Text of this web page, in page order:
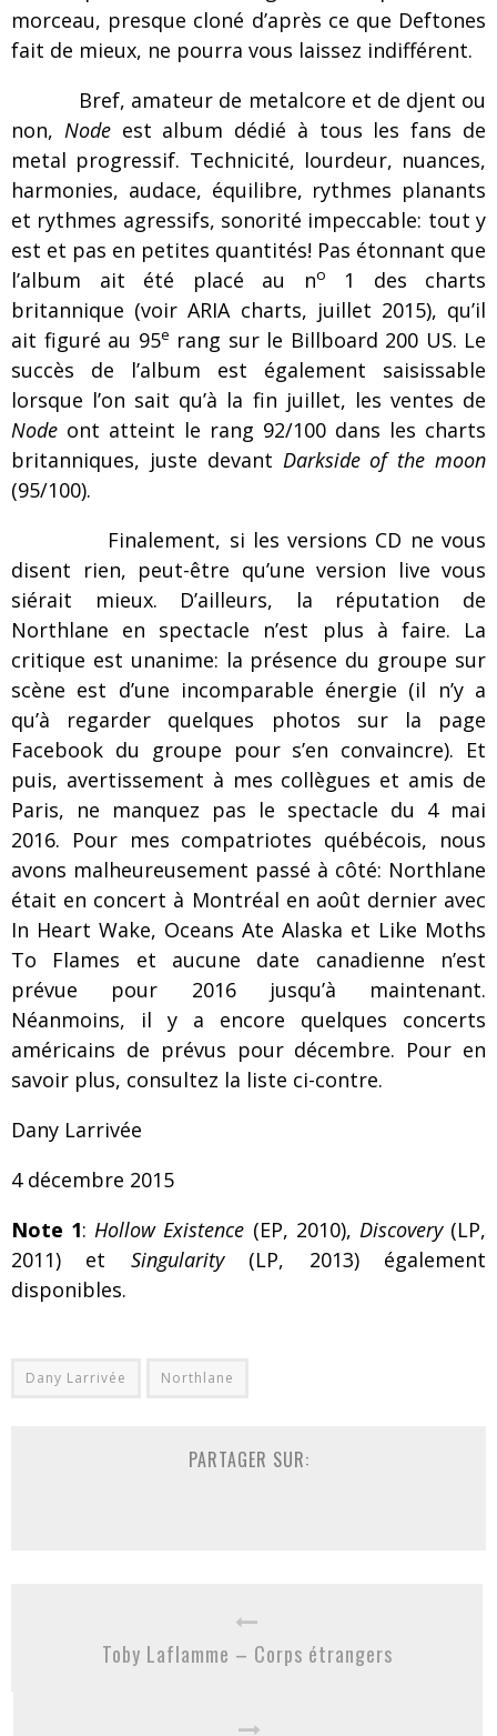
morceau, presque cloné d’après ce que Deftones
fait de mieux, ne pourra vous laissez indifférent.
Bref, amateur de metalcore et de djent ou
non, Nodeest album dédié à tous les fans de
metal progressif. Technicité, lourdeur, nuances,
harmonies, audace, équilibre, rythmes planants
et rythmes agressifs, sonorité impeccable: tout y
est et pas en petites quantités! Pas étonnant que
l’album ait été placé au no
1 des charts
britannique (voir ARIA charts, juillet 2015), qu’il
ait figuré au 95e rang sur le Billboard 200 US. Le
succès de l’album est également saisissable
lorsque l’on sait qu’à la fin juillet, les ventes de
Node ont atteint le rang 92/100 dans les charts
britanniques, juste devant Darkside of the moon
(95/100).
Finalement, si les versions CD ne vous
disent rien, peut-être qu’une version live vous
siérait mieux. D’ailleurs, la réputation de
Northlane en spectacle n’est plus à faire. La
critique est unanime: la présence du groupe sur
scène est d’une incomparable énergie (il n’y a
qu’à regarder quelques photos sur la page
Facebook du groupe pour s’en convaincre). Et
puis, avertissement à mes collègues et amis de
Paris, ne manquez pas le spectacle du 4 mai
2016. Pour mes compatriotes québécois, nous
avons malheureusement passé à côté: Northlane
était en concert à Montréal en août dernier avec
In Heart Wake, Oceans Ate Alaska et Like Moths
To Flames et aucune date canadienne n’est
prévue pour 2016 jusqu’à maintenant.
Néanmoins, il y a encore quelques concerts
américains de prévus pour décembre. Pour en
savoir plus, consultez la liste ci-contre.
Dany Larrivée
4 décembre 2015
Note 1:Hollow Existence (EP, 2010), Discovery(LP,
2011) et Singularity(LP, 2013) également
disponibles.
Dany Larrivée Northlane
PARTAGER SUR:
Toby Laflamme – Corps étrangers